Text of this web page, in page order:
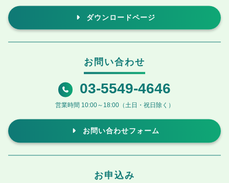
ダウンロードページ
お問い合わせ
03-5549-4646
営業時間 10:00～18:00（土日・祝日除く）
お問い合わせフォーム
お申込み